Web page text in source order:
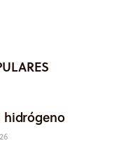
hidrógeno